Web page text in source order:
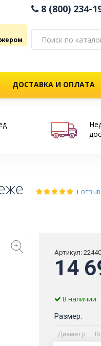
8 (800) 234-
ДОСТАВКА И ОПЛАТА
1 ОТЗЫВ
Артикул:
14
В наличии
Размер:
Диаметр